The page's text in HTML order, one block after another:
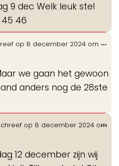
9 dec Welk leuk stel
46
op 8 december 2024 om
we gaan het gewoon
anders nog de 28ste
...
op 8 december 2024 om
12 december zijn wij
...